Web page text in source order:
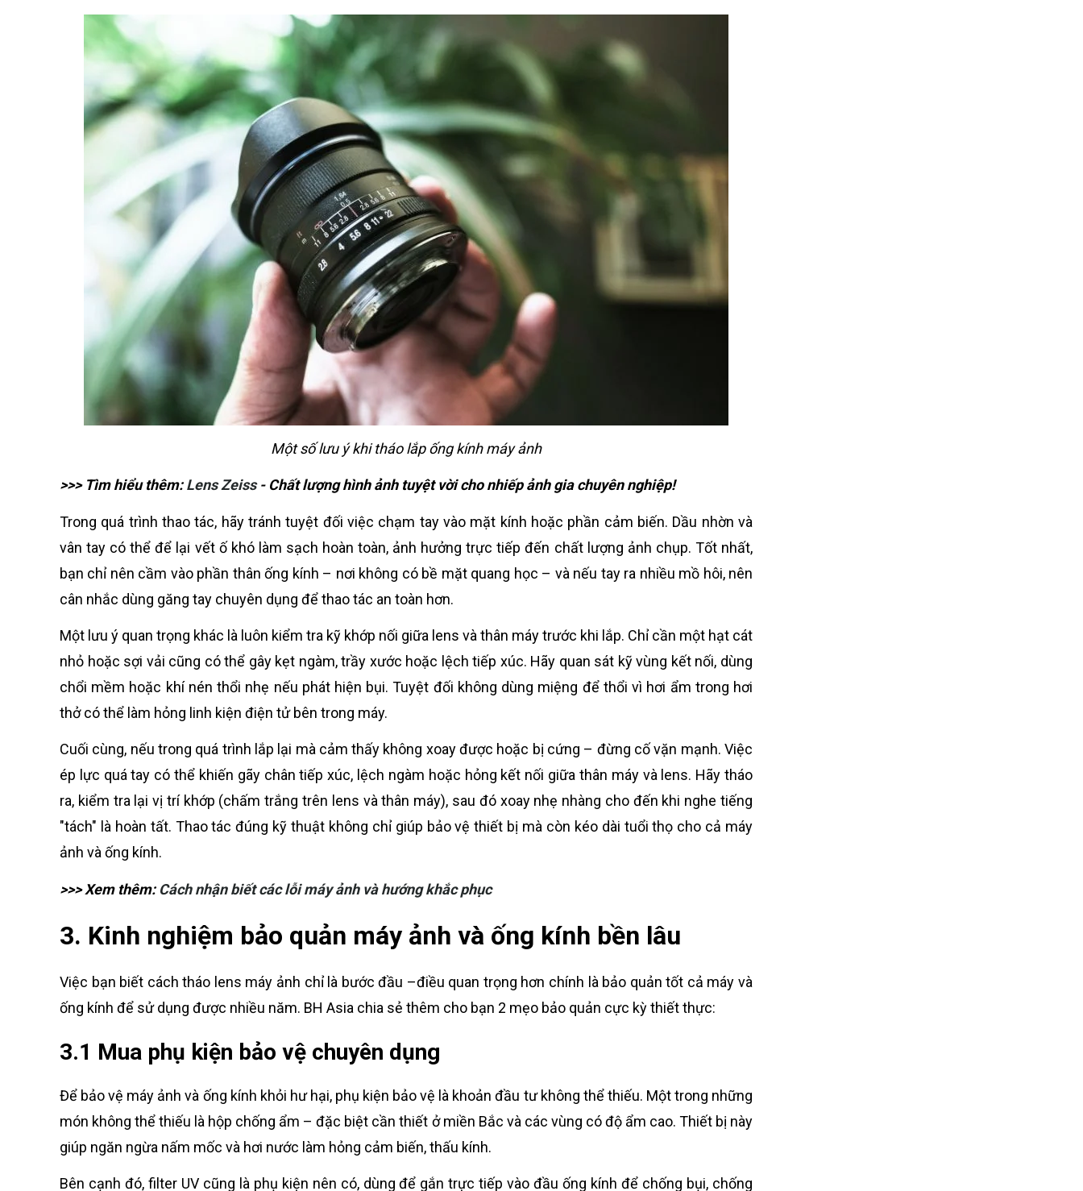
Một số lưu ý khi tháo lắp ống kính máy ảnh
>>> Tìm hiểu thêm:Lens Zeiss- Chất lượng hình ảnh tuyệt vời cho nhiếp ảnh gia chuyên nghiệp!
Trong quá trình thao tác, hãy tránh tuyệt đối việc chạm tay vào mặt kính hoặc phần cảm biến. Dầu nhờn và
vân tay có thể để lại vết ố khó làm sạch hoàn toàn, ảnh hưởng trực tiếp đến chất lượng ảnh chụp. Tốt nhất,
bạn chỉ nên cầm vào phần thân ống kính – nơi không có bề mặt quang học – và nếu tay ra nhiều mồ hôi, nên
cân nhắc dùng găng tay chuyên dụng để thao tác an toàn hơn.
Một lưu ý quan trọng khác là luôn kiểm tra kỹ khớp nối giữa lens và thân máy trước khi lắp. Chỉ cần một hạt cát
nhỏ hoặc sợi vải cũng có thể gây kẹt ngàm, trầy xước hoặc lệch tiếp xúc. Hãy quan sát kỹ vùng kết nối, dùng
chổi mềm hoặc khí nén thổi nhẹ nếu phát hiện bụi. Tuyệt đối không dùng miệng để thổi vì hơi ẩm trong hơi
thở có thể làm hỏng linh kiện điện tử bên trong máy.
Cuối cùng, nếu trong quá trình lắp lại mà cảm thấy không xoay được hoặc bị cứng – đừng cố vặn mạnh. Việc
ép lực quá tay có thể khiến gãy chân tiếp xúc, lệch ngàm hoặc hỏng kết nối giữa thân máy và lens. Hãy tháo
ra, kiểm tra lại vị trí khớp (chấm trắng trên lens và thân máy), sau đó xoay nhẹ nhàng cho đến khi nghe tiếng
"tách" là hoàn tất. Thao tác đúng kỹ thuật không chỉ giúp bảo vệ thiết bị mà còn kéo dài tuổi thọ cho cả máy
ảnh và ống kính.
>>> Xem thêm: Cách nhận biết các lỗi máy ảnh và hướng khắc phục
3. Kinh nghiệm bảo quản máy ảnh và ống kính bền lâu
Việc bạn biết cách tháo lens máy ảnh chỉ là bước đầu –điều quan trọng hơn chính là bảo quản tốt cả máy và
ống kính để sử dụng được nhiều năm. BH Asia chia sẻ thêm cho bạn 2 mẹo bảo quản cực kỳ thiết thực:
3.1 Mua phụ kiện bảo vệ chuyên dụng
Để bảo vệ máy ảnh và ống kính khỏi hư hại, phụ kiện bảo vệ là khoản đầu tư không thể thiếu. Một trong những
món không thể thiếu là hộp chống ẩm – đặc biệt cần thiết ở miền Bắc và các vùng có độ ẩm cao. Thiết bị này
giúp ngăn ngừa nấm mốc và hơi nước làm hỏng cảm biến, thấu kính.
Bên cạnh đó, filter UV cũng là phụ kiện nên có, dùng để gắn trực tiếp vào đầu ống kính để chống bụi, chống